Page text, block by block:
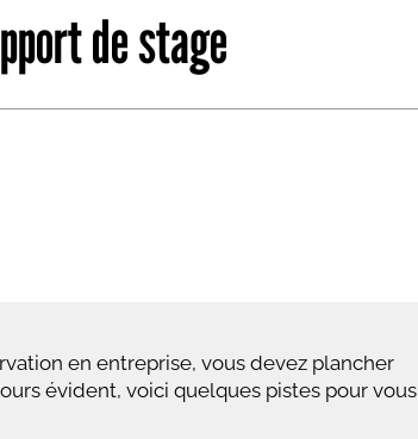
Après la 3eme
Avec nos focus métiers
de stage
en entreprise, vous devez plancher
évident, voici quelques pistes pour vous